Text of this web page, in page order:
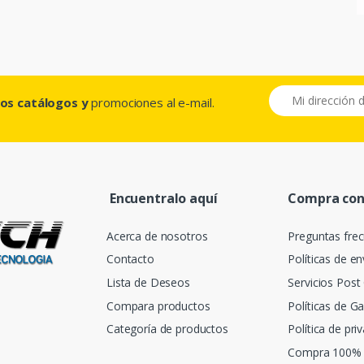
catálogos ypromociones al e-mail.
Encuentralo aquí
Acerca de nosotros
Contacto
Lista de Deseos
Compara productos
Categoría de productos
Compra
Preguntas
Políticas de
Servicios
Políticas de
Política de
Compra 100%